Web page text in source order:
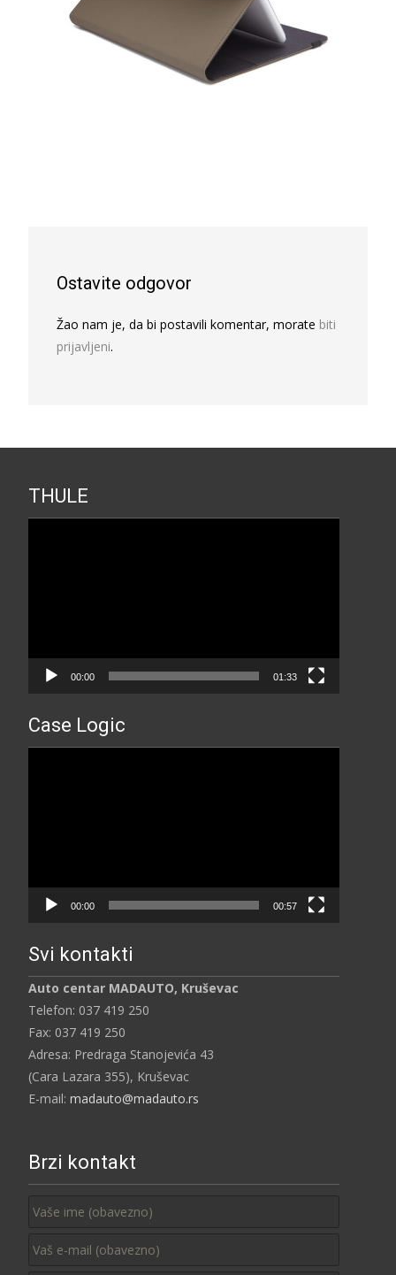
Ostavite odgovor
Žao nam je, da bi postavili komentar, morate biti
prijavljeni.
THULE
00:00 01:33
Case Logic
00:00 00:57
Svi kontakti
Auto centar MADAUTO, Kruševac
Telefon: 037 419 250
Fax: 037 419 250
Adresa: Predraga Stanojevića 43
(Cara Lazara 355), Kruševac
E-mail: madauto@madauto.rs
Brzi kontakt